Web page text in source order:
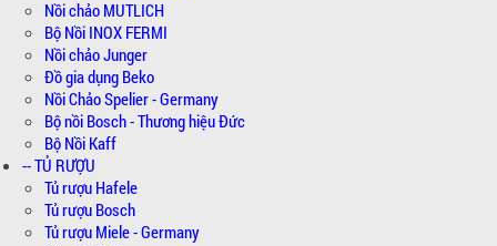
Nồi chảo MUTLICH
Bộ Nồi INOX FERMI
Nồi chảo Junger
Đồ gia dụng Beko
Nồi Chảo Spelier - Germany
Bộ nồi Bosch - Thương hiệu Đức
Bộ Nồi Kaff
-- TỦ RƯỢU
Tủ rượu Hafele
Tủ rượu Bosch
Tủ rượu Miele - Germany